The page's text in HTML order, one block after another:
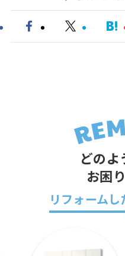
どのよ
お困
リフォーム